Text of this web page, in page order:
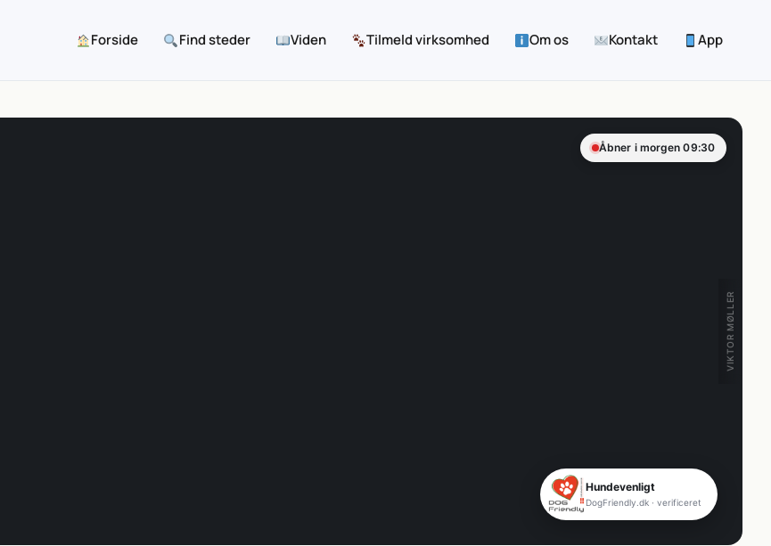
Forside Find steder Viden Tilmeld virksomhed Om os Kontakt App
Åbner i morgen 09:30
Hundevenligt
DogFriendly.dk · verificeret
VIKTOR MØLLER